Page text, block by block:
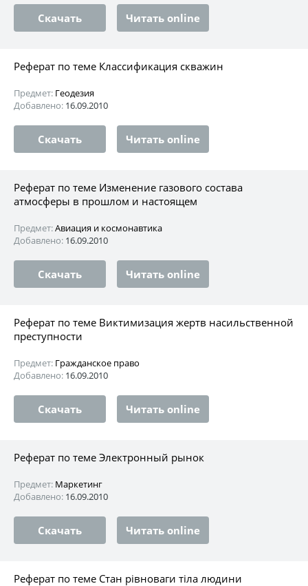
Скачать Читать online
Реферат по теме Классификация скважин
Предмет: Геодезия
Добавлено: 16.09.2010
Скачать Читать online
Реферат по теме Изменение газового состава
атмосферы в прошлом и настоящем
Предмет:Авиация и космонавтика
Добавлено: 16.09.2010
Скачать Читать online
Реферат по теме Виктимизация жертв насильственной
преступности
Предмет: Гражданское право
Добавлено: 16.09.2010
Скачать Читать online
Реферат по теме Электронный рынок
Предмет: Маркетинг
Добавлено: 16.09.2010
Скачать Читать online
Реферат по теме Стан рівноваги тіла людини